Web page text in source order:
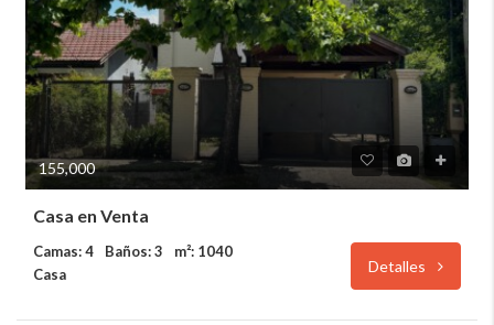
155,000
Casa en Venta
Camas: 4 Baños: 3
m²: 1040
Casa
Detalles